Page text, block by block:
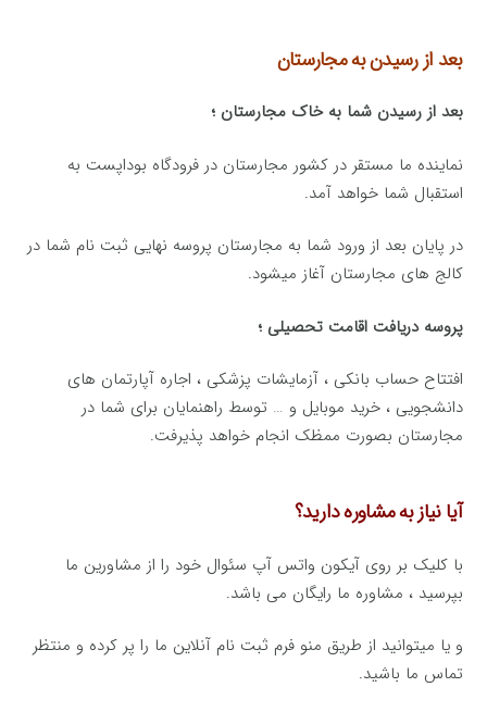
بعد از رسیدن به مجارستان
بعد از رسیدن شما به خاک مجارستان ؛
نماینده ما مستقر در کشور مجارستان در فرودگاه بوداپست به
استقبال شما خواهد آمد.
در پایان بعد از ورود شما به مجارستان پروسه نهایی ثبت نام شما در
کالج های مجارستان آغاز میشود.
پروسه دریافت اقامت تحصیلی ؛
افتتاح حساب بانکی ، آزمایشات پزشکی ، اجاره آپارتمان های
دانشجویی ، خرید موبایل و … توسط راهنمایان برای شما در
مجارستان بصورت ممظک انجام خواهد پذیرفت.
آیا نیاز به مشاوره دارید؟
با کلیک بر روی آیکون واتس آپ سئوال خود را از مشاورین ما
بپرسید ، مشاوره ما رایگان می باشد.
و یا میتوانید از طریق منو فرم ثبت نام آنلاین ما را پر کرده و منتظر
تماس ما باشید.